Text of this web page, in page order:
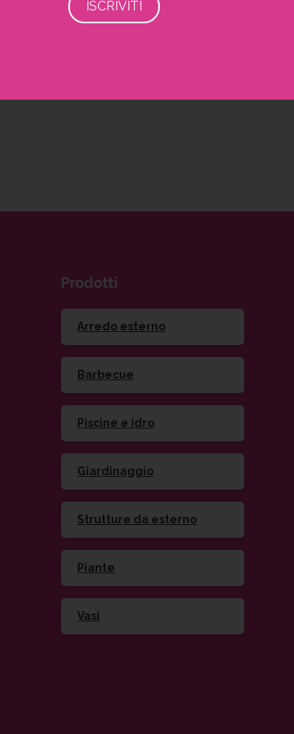
Prodotti
Arredo esterno
Barbecue
Piscine e idro
Giardinaggio
Strutture da esterno
Piante
Vasi